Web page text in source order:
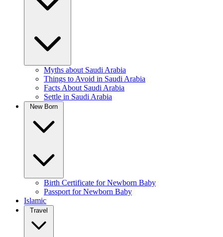
Myths about Saudi Arabia
Things to Avoid in Saudi Arabia
Facts About Saudi Arabia
Settle in Saudi Arabia
Birth Certificate for Newborn Baby
Passport for Newborn Baby
Islamic